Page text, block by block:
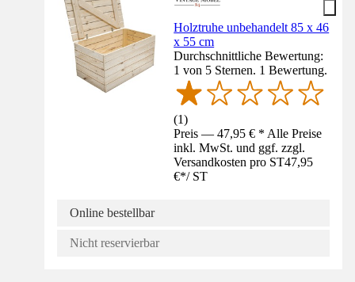
Holztruhe unbehandelt 85 x 46
x 55 cm
Durchschnittliche Bewertung:
1 von 5 Sternen. 1 Bewertung.
(1)
Preis — 47,95 € * Alle Preise
inkl. MwSt. und ggf. zzgl.
Versandkosten pro ST47,95
€*/ ST
Online bestellbar
Nicht reservierbar